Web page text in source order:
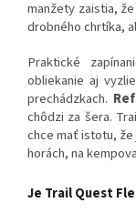
manžety zaistia,
drobného chrtíka,
Praktické
obliekanie aj
prechádzkach.
chôdzi za šera.
chce mať istotu,
horách, na
Je Trail Quest